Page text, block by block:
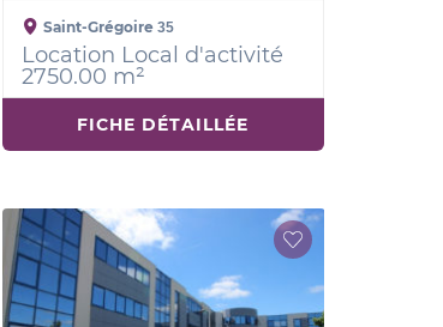
Saint-Grégoire35
Location Local d'activité
2750.00 m²
FICHE DÉTAILLÉE